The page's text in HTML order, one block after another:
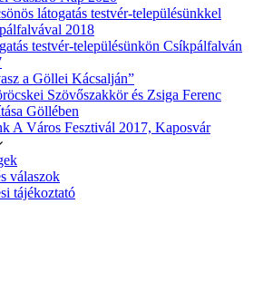
látogatás testvér-településünkkel
2018
testvér-településünkön Csíkpálfalván
a Göllei Kácsalján”
Szövőszakkör és Zsiga Ferenc
Göllében
A Város Fesztivál 2017, Kaposvár
válaszok
tájékoztató